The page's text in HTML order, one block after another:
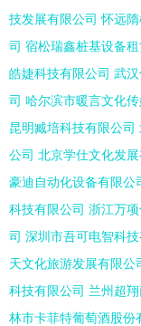
技发展有限公司 怀远
司 宿松瑞鑫桩基设备租
皓婕科技有限公司 武
司 哈尔滨市暖言文化传
昆明臧培科技有限公司
公司 北京学仕文化发展
豪迪自动化设备有限公
科技有限公司 浙江万
司 深圳市吾可电智科技
天文化旅游发展有限公
科技有限公司 兰州超
林市卡菲特葡萄酒股份